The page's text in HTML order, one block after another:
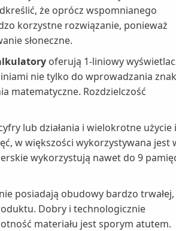
że oprócz wspomnianego
korzystne rozwiązanie, ponieważ
słoneczne.
oferują 1-liniowy
nie tylko do wprowadzania
matematyczne. Rozdzielczość
lub działania i wielokrotne użycie
w większości wykorzystywana jest
wykorzystują nawet do 9
posiadają obudowy bardzo
Dobry i technologicznie
materiału jest sporym atutem.